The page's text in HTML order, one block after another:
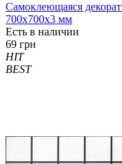
Самоклеющаяся
700x700x3 мм
Есть в наличии
69 грн
HIT
BEST